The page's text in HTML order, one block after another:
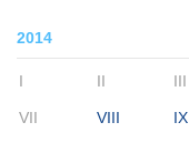
2014
I II III
VII VIII IX